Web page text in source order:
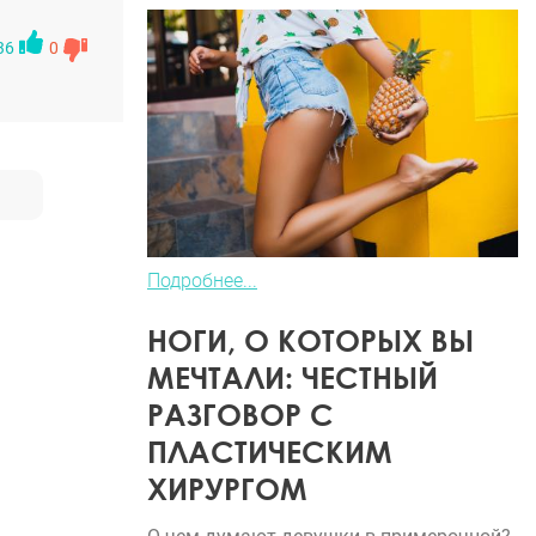
даже
0
Подробнее...
НОГИ, О КОТОРЫХ ВЫ
МЕЧТАЛИ: ЧЕСТНЫЙ
РАЗГОВОР С
ПЛАСТИЧЕСКИМ
ХИРУРГОМ